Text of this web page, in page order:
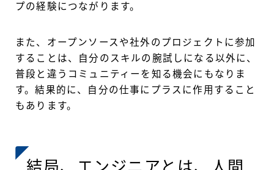
プの経験につながります。
また、オープンソースや社外のプロジェクトに参加
することは、自分のスキルの腕試しになる以外に、
普段と違うコミュニティーを知る機会にもなりま
す。結果的に、自分の仕事にプラスに作用すること
もあります。